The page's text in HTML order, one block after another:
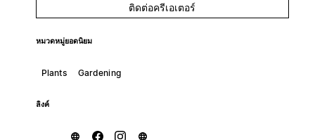
ติดต่อครีเอเตอร์
หมวดหมู่ยอดนิยม
Plants Gardening
ลิงค์